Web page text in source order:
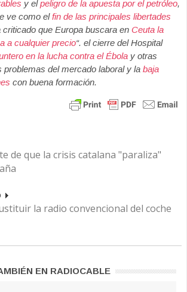
y elpeligro de la apuesta por el petróleo,
ve como elfin de las principales libertades
criticado que Europa buscara en Ceuta la
a cualquier precio“. el cierre del Hospital
en la lucha contra el Ébola y otras
problemas del mercado laboral y la baja
con buena formación.
de que la crisis catalana "paraliza"
la radio convencional del coche
EN RADIOCABLE